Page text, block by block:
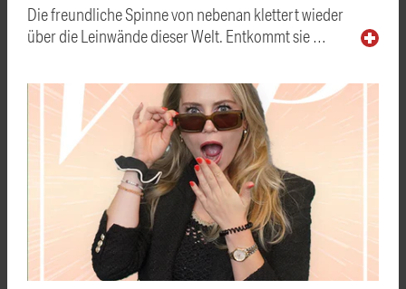
Die freundliche Spinne von nebenan klettert wieder
über die Leinwände dieser Welt. Entkommt sie …